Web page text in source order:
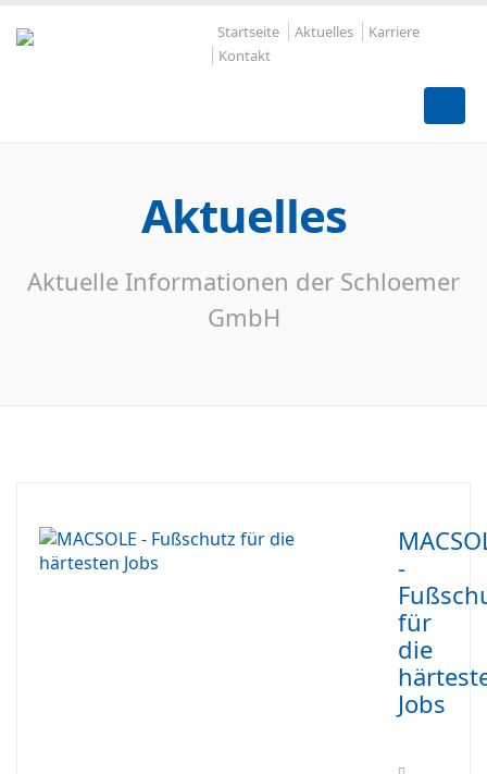
Startseite Aktuelles
Karriere
Kontakt
Aktuelles
Aktuelle Informationen der Schloemer
GmbH
-
für
die
Jobs